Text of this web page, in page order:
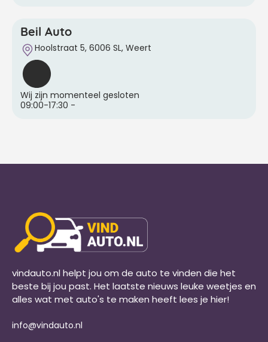
Beil Auto
Hoolstraat 5, 6006 SL, Weert
Wij zijn momenteel gesloten
09:00-17:30 -
vindauto.nl helpt jou om de auto te vinden die het
beste bij jou past. Het laatste nieuws leuke weetjes en
alles wat met auto's te maken heeft lees je hier!
info@vindauto.nl